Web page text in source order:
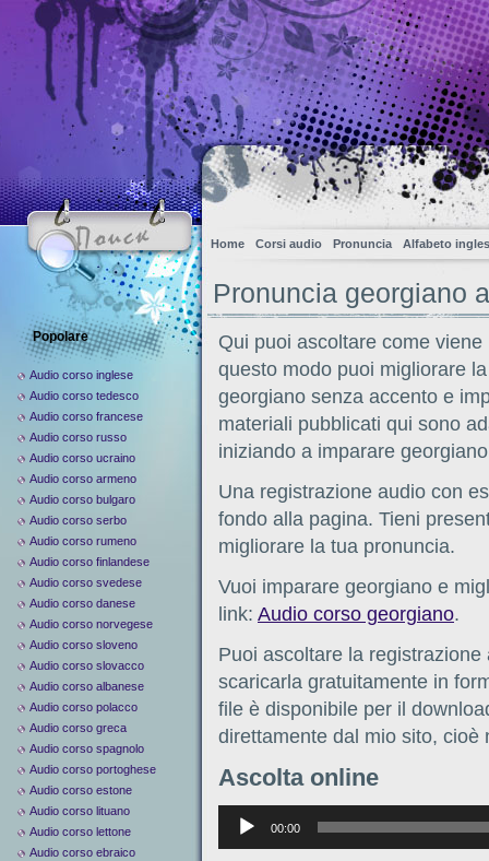
Home Corsi audio Pronuncia Alfabeto
Pronuncia georgiano
Qui puoi ascoltare come
questo modo puoi migliorare
georgiano senza accento e
materiali pubblicati qui sono
iniziando a imparare
Una registrazione audio con
fondo alla pagina. Tieni
migliorare la tua pronuncia.
Vuoi imparare georgiano e
link: Audio corso georgiano.
Puoi ascoltare la
scaricarla gratuitamente in
file è disponibile per il
direttamente dal mio sito, cioè
Ascolta online
Аудиоплеер
00:00
Popolare
Audio corso inglese
Audio corso tedesco
Audio corso francese
Audio corso russo
Audio corso ucraino
Audio corso armeno
Audio corso bulgaro
Audio corso serbo
Audio corso rumeno
Audio corso finlandese
Audio corso svedese
Audio corso danese
Audio corso norvegese
Audio corso sloveno
Audio corso slovacco
Audio corso albanese
Audio corso polacco
Audio corso greca
Audio corso spagnolo
Audio corso portoghese
Audio corso estone
Audio corso lituano
Audio corso lettone
Audio corso ebraico